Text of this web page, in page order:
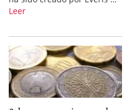
Leer